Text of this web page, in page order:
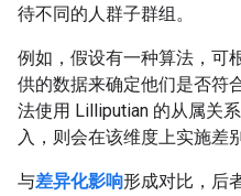
待不同的人群子群组。
例如，假设有一种算法，可
供的数据来确定他们是否符
法使用 Lilliputian 的从属关
入，则会在该维度上实施差
与差异化影响形成对比，后